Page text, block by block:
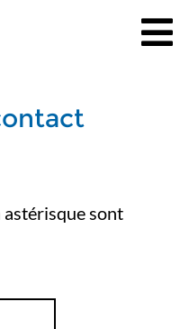
astérisque sont